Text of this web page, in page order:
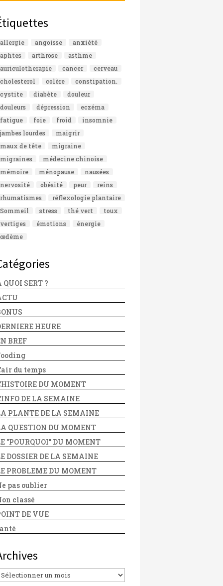
allergie angoisse
anxiété
aphtes
arthrose
asthme
auriculotherapie
cancer
cerveau
cholesterol
colère
constipation.
cystite
diabète
douleur
douleurs
dépression
eczéma
fatigue
foie froid
insomnie
jambes lourdes
maigrir
maux de tête
migraine
migraines
médecine chinoise
mémoire
ménopause
nausées
nervosité
obésité peur
reins
rhumatismes
réflexologie plantaire
Sommeil
stress thé vert
toux
vertiges
émotions
énergie
œdème
QUOI SERT ?
HEURE
BREF
du temps
DU MOMENT
DE LA SEMAINE
PLANTE DE LA SEMAINE
QUESTION DU MOMENT
"POURQUOI" DU MOMENT
DOSSIER DE LA SEMAINE
PROBLEME DU MOMENT
pas oublier
classé
DE VUE